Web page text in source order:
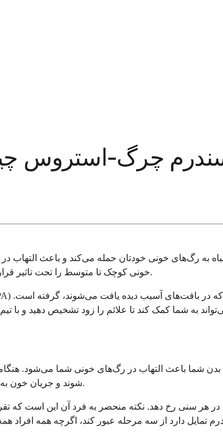
چرگ-استروس
به رگ‌های خونی خودتان حمله می‌کند و باعث التهاب
خونی کوچک تا متوسط را تحت تاثیر قرار می‌دهد و اغلب در افرادی که آسم یا آلرژی دارند، ایجاد می‌شود.
شما باعث التهاب در رگ‌های خونی شما می‌شود.
شوند و جریان خون به اندام‌های مهم مانند ریه‌ها، قلب، کلیه‌ها و اعصاب را کاهش دهند.
قرار می‌دهد، اگرچه می‌تواند در هر سنی رخ دهد. نکته منحصر به فرد